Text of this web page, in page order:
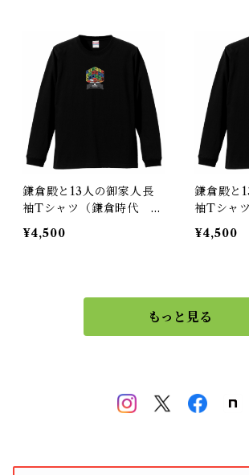
鎌倉殿と13人の御家人長
袖Tシャツ（鎌倉時代 日
本）６色Ver.
¥4,500
鎌倉殿と
袖Tシャ
本）３色
¥4,500
もっと見る